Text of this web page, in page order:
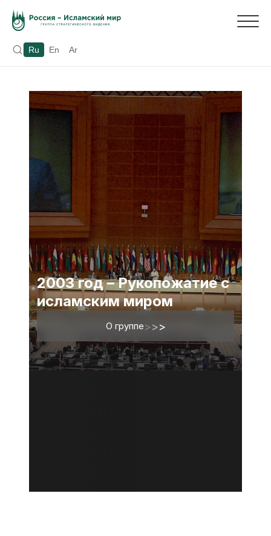
Ru En Ar
2003 год – Рукопожатие с
исламским миром
О группе>>>